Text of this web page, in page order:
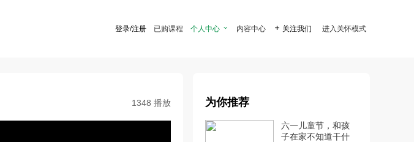
登录/注册 已购课程 个人中心  内容中心  关注我们 进入关怀模式
1348 播放 为你推荐
六一儿童节，和孩
子在家不知道干什